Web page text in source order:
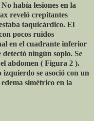
había lesiones en la
reveló crepitantes
taquicárdico. El
pocos ruidos
en el cuadrante inferior
detectó ningún soplo. Se
abdomen ( Figura 2 ).
se asoció con un
simétrico en la